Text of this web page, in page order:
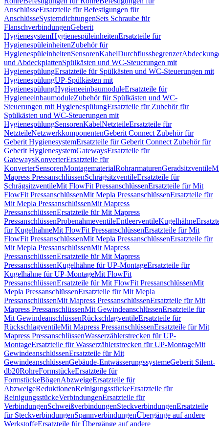
AnschlüsseErsatzteile für Befestigungen für
AnschlüsseSystemdichtungenSets Schraube für
FlanschverbindungenGeberit
HygienesystemHygienespüleinheitenErsatzteile für
HygienespüleinheitenZubehör für
HygienespüleinheitenSensorenKabelDurchflussbegrenzer
und AbdeckplattenSpülkästen und WC-Steuerungen mit
HygienespülungErsatzteile für Spülkästen und WC-Steuerungen mit
HygienespülungUP-Spülkästen mit
HygienespülungHygieneeinbaumoduleErsatzteile für
HygieneeinbaumoduleZubehör für Spülkästen und WC-
Steuerungen mit HygienespülungErsatzteile für Zubehör für
Spülkästen und WC-Steuerungen mit
HygienespülungSensorenKabelNetzteileErsatzteile für
NetzteileNetzwerkkomponentenGeberit Connect Zubehör für
Geberit HygienesystemErsatzteile für Geberit Connect Zubehör für
Geberit HygienesystemGatewaysErsatzteile für
GatewaysKonverterErsatzteile für
KonverterSensorenMontagematerialRohrarmaturenGeradsitzventile
Mapress PressanschlüssenSchrägsitzventileErsatzteile für
SchrägsitzventileMit FlowFit PressanschlüssenErsatzteile für Mit
FlowFit PressanschlüssenMit Mepla PressanschlüssenErsatzteile für
Mit Mepla PressanschlüssenMit Mapress
PressanschlüssenErsatzteile für Mit Mapress
PressanschlüssenProbenahmeventileEntleerventileKugelhähne
für KugelhähneMit FlowFit PressanschlüssenErsatzteile für Mit
FlowFit PressanschlüssenMit Mepla PressanschlüssenErsatzteile für
Mit Mepla PressanschlüssenMit Mapress
PressanschlüssenErsatzteile für Mit Mapress
PressanschlüssenKugelhähne für UP-MontageErsatzteile für
Kugelhähne für UP-MontageMit FlowFit
PressanschlüssenErsatzteile für Mit FlowFit PressanschlüssenMit
Mepla PressanschlüssenErsatzteile für Mit Mepla
PressanschlüssenMit Mapress PressanschlüssenErsatzteile für Mit
Mapress PressanschlüssenMit GewindeanschlüssenErsatzteile für
Mit GewindeanschlüssenRückschlagventileErsatzteile für
RückschlagventileMit Mapress PressanschlüssenErsatzteile für Mit
Mapress PressanschlüssenWasserzählerstrecken für UP-
MontageErsatzteile für Wasserzählerstrecken für UP-MontageMit
GewindeanschlüssenErsatzteile für Mit
GewindeanschlüssenGebäude-EntwässerungssystemeGeberit Silent-
db20RohreFormstückeErsatzteile für
FormstückeBögenAbzweigeErsatzteile für
AbzweigeReduktionenReinigungsstückeErsatzteile für
ReinigungsstückeVerbindungenErsatzteile für
VerbindungenSchweißverbindungenSteckverbindungenErsatzteile
für SteckverbindungenSpannverbindungenÜbergänge auf andere
WerkstoffeErsatzteile für Übergänge auf andere